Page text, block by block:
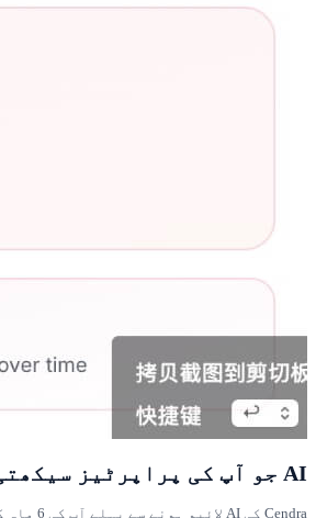
AI جو آپ کی پراپرٹیز سیکھتی ہے اور آپ کے انداز میں جواب دیتی ہے